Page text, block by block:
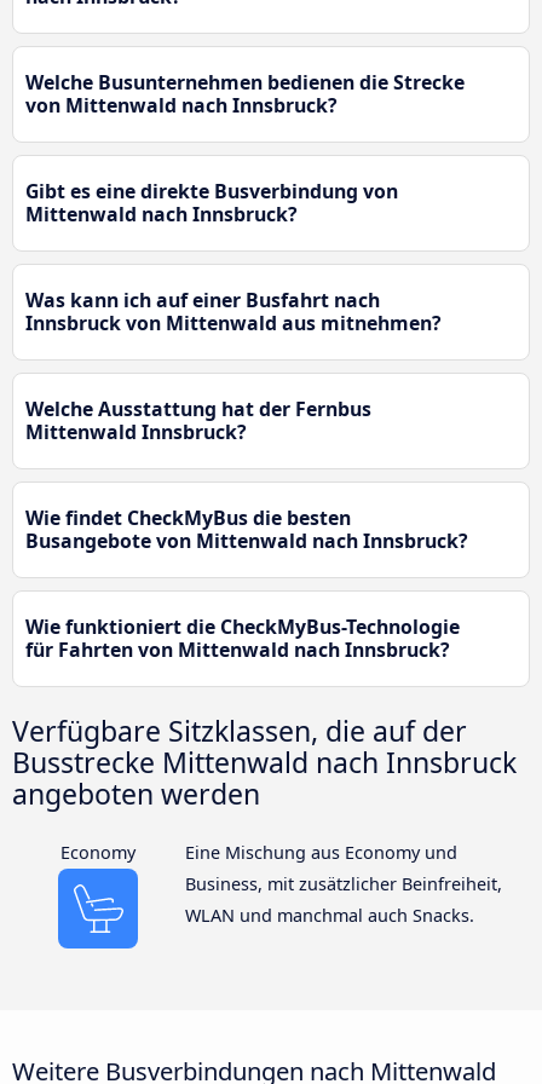
Welche Busunternehmen bedienen die Strecke
von Mittenwald nach Innsbruck?
Gibt es eine direkte Busverbindung von
Mittenwald nach Innsbruck?
Was kann ich auf einer Busfahrt nach
Innsbruck von Mittenwald aus mitnehmen?
Welche Ausstattung hat der Fernbus
Mittenwald Innsbruck?
Wie findet CheckMyBus die besten
Busangebote von Mittenwald nach Innsbruck?
Wie funktioniert die CheckMyBus-Technologie
für Fahrten von Mittenwald nach Innsbruck?
Verfügbare Sitzklassen, die auf der
Busstrecke Mittenwald nach Innsbruck
angeboten werden
Economy
Eine Mischung aus Economy und
Business, mit zusätzlicher Beinfreiheit,
WLAN und manchmal auch Snacks.
Weitere Busverbindungen nach Mittenwald